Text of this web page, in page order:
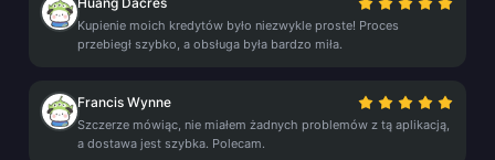
Kupienie moich kredytów było niezwykle proste! Proces
przebiegł szybko, a obsługa była bardzo miła.
Francis Wynne
Szczerze mówiąc, nie miałem żadnych problemów z tą aplikacją,
a dostawa jest szybka. Polecam.